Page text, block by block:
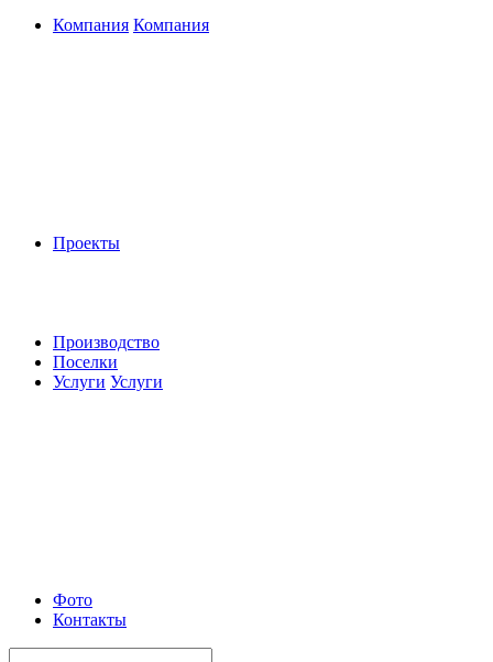
Компания Компания
Проекты
Производство
Поселки
Услуги Услуги
Фото
Контакты